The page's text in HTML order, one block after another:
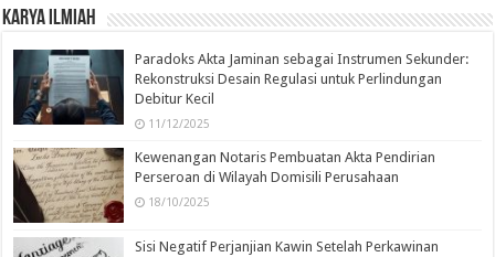
Karya Ilmiah
Paradoks Akta Jaminan sebagai Instrumen Sekunder:
Rekonstruksi Desain Regulasi untuk Perlindungan
Debitur Kecil
11/12/2025
Kewenangan Notaris Pembuatan Akta Pendirian
Perseroan di Wilayah Domisili Perusahaan
18/10/2025
Sisi Negatif Perjanjian Kawin Setelah Perkawinan